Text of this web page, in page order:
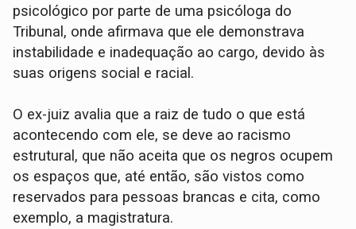
psicológico por parte de uma psicóloga do
Tribunal, onde afirmava que ele demonstrava
instabilidade e inadequação ao cargo, devido às
suas origens social e racial.
O ex-juiz avalia que a raiz de tudo o que está
acontecendo com ele, se deve ao racismo
estrutural, que não aceita que os negros ocupem
os espaços que, até então, são vistos como
reservados para pessoas brancas e cita, como
exemplo, a magistratura.